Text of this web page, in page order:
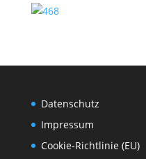
Datenschutz
Impressum
Cookie-Richtlinie (EU)